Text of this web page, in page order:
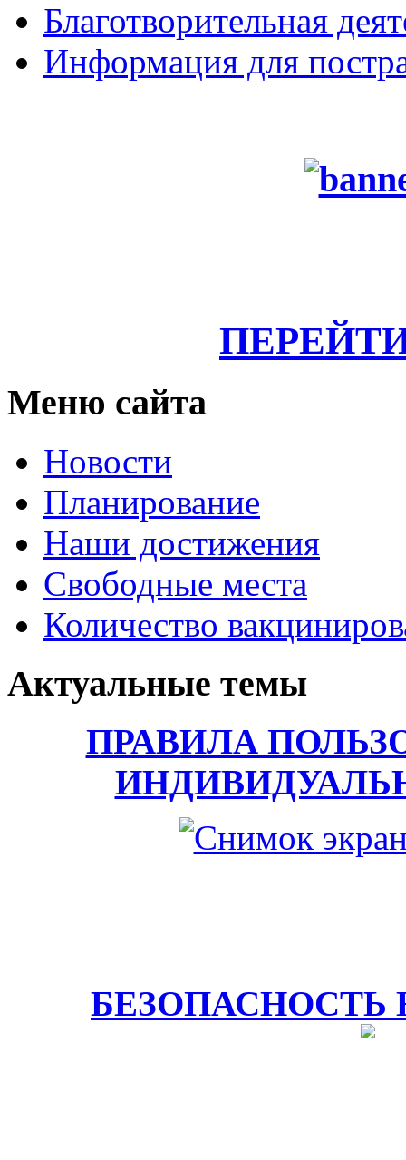
Благотворительная
Информация для
Меню сайта
Новости
Планирование
Наши достижения
Свободные места
Количество
Актуальные темы
ПРАВИЛА
БЕЗОПАСНОСТЬ